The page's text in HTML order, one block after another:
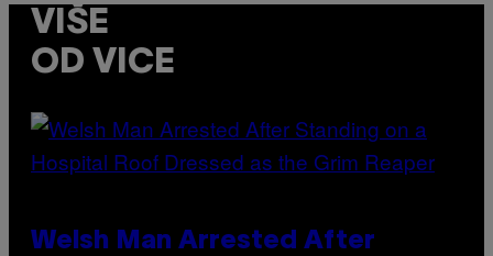
VIŠE
OD VICE
Welsh Man Arrested After